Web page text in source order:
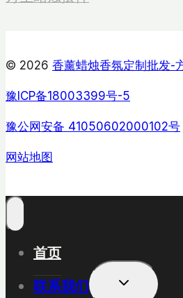
© 2026 香薰蜡烛香氛定制批发-
豫ICP备18003399号-5
豫公网安备 41050602000102号
网站地图
首页
联系我们
展